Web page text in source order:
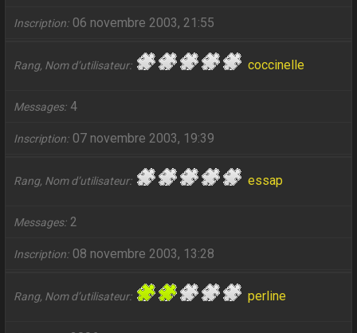
Inscription 06 novembre 2003, 21:55
Rang, Nom d’utilisateur coccinelle
Messages 4
Inscription 07 novembre 2003, 19:39
Rang, Nom d’utilisateur essap
Messages 2
Inscription 08 novembre 2003, 13:28
Rang, Nom d’utilisateur perline